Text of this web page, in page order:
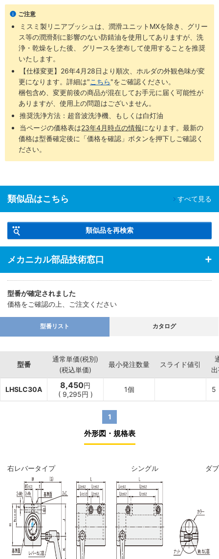
ご注意
ミスミ製リニアブッシュは、潤滑ユニットMXを除き、グリー
ス等の潤滑剤に影響のない防錆油を使用してありますが、洗
浄・乾燥をした後、 グリースを塗布して使用することを推奨
いたします。
【仕様変更】26年4月28日より順次、ホルダの外観色味が変
更になります。詳細は"こちら"をご確認ください。
梱包含め、変更前後の商品が混在してお手元に届く可能性が
ありますが、使用上の問題はございません。
推奨洗浄方法：超音波洗浄機、もしくは白灯油
当ページの価格表は23年4月時点の情報になります。最新の
価格は型番確定後に「価格を確認」ボタンを押下しご確認く
ださい。
類似品はこちら すべて見る
類似品を再検索
メカニカル部品技術窓口
型番が確定されました
価格をご確認の上、ご注文ください
型番リスト カタログ
型番
通常単価(税別)
(税込単価)
最小発注数量 スライド値引
LHSLC30A 8,450円
( 9,295円 )
1個 5
1
外形図・規格表
右レバータイプ シングル ダ